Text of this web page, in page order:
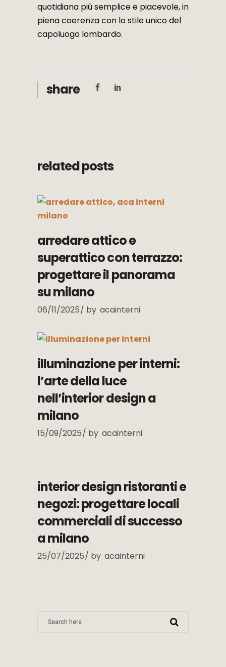
quotidiana più semplice e piacevole, in
piena coerenza con lo stile unico del
capoluogo lombardo.
share
related posts
arredare attico e
superattico con terrazzo:
progettare il panorama
su milano
06/11/2025 by acainterni
illuminazione per interni:
l’arte della luce
nell’interior design a
milano
15/09/2025 by acainterni
interior design ristoranti e
negozi: progettare locali
commerciali di successo
a milano
25/07/2025 by acainterni